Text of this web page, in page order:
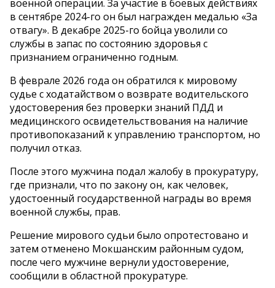
военной операции. За участие в боевых действиях
в сентябре 2024-го он был награжден медалью «За
отвагу». В декабре 2025-го бойца уволили со
службы в запас по состоянию здоровья с
признанием ограниченно годным.
В феврале 2026 года он обратился к мировому
судье с ходатайством о возврате водительского
удостоверения без проверки знаний ПДД и
медицинского освидетельствования на наличие
противопоказаний к управлению транспортом, но
получил отказ.
После этого мужчина подал жалобу в прокуратуру,
где признали, что по закону он, как человек,
удостоенный государственной награды во время
военной службы, прав.
Решение мирового судьи было опротестовано и
затем отменено Мокшанским районным судом,
после чего мужчине вернули удостоверение,
сообщили в областной прокуратуре.